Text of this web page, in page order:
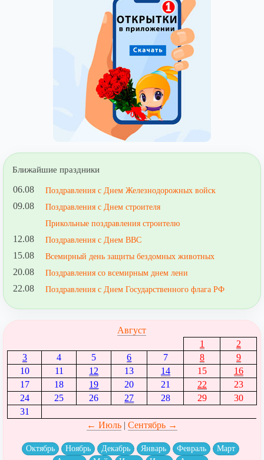
Ближайшие праздники
06.08 Поздравления с Днем Железнодорожных войск
09.08
Поздравления с Днем строителя
Прикольные поздравления строителю
12.08 Поздравления с Днем ВВС
15.08 Всемирный день защиты бездомных животных
20.08 Поздравления со всемирным днем лени
22.08 Поздравления с Днем Государственного флага РФ
Август
1
2
3
4 5 6 7 8
9
10
11 12 13 14 15
16
17
18 19 20 21 22
23
24
25 26 27 28 29
30
31
← Июль| Сентябрь →
Октябрь Ноябрь Декабрь Январь Февраль
Март